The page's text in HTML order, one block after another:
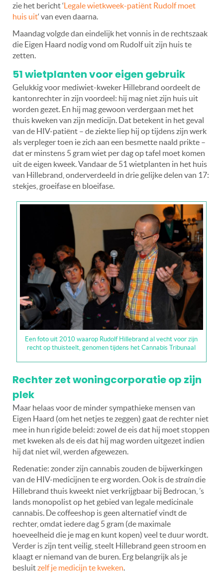
zie het bericht ‘Legale wietkweek-patiënt Rudolf moet
huis uit‘ van even daarna.
Maandag volgde dan eindelijk het vonnis in de rechtszaak
die Eigen Haard nodig vond om Rudolf uit zijn huis te
zetten.
51 wietplanten voor eigen gebruik
Gelukkig voor mediwiet-kweker Hillebrand oordeelt de
kantonrechter in zijn voordeel: hij mag niet zijn huis uit
worden gezet. En hij mag gewoon verdergaan met het
thuis kweken van zijn medicijn. Dat betekent in het geval
van de HIV-patiënt – de ziekte liep hij op tijdens zijn werk
als verpleger toen ie zich aan een besmette naald prikte –
dat er minstens 5 gram wiet per dag op tafel moet komen
uit de eigen kweek. Vandaar de 51 wietplanten in het huis
van Hillebrand, onderverdeeld in drie gelijke delen van 17:
stekjes, groeifase en bloeifase.
Een foto uit 2010 waarop Rudolf Hillebrand al vecht voor zijn
recht op thuisteelt, genomen tijdens het Cannabis Tribunaal
Rechter zet woningcorporatie op zijn
plek
Maar helaas voor de minder sympathieke mensen van
Eigen Haard (om het netjes te zeggen) gaat de rechter niet
mee in hun rigide beleid: zowel de eis dat hij moet stoppen
met kweken als de eis dat hij mag worden uitgezet indien
hij dat niet wil, werden afgewezen.
Redenatie: zonder zijn cannabis zouden de bijwerkingen
van de HIV-medicijnen te erg worden. Ook is destraindie
Hillebrand thuis kweekt niet verkrijgbaar bij Bedrocan, ’s
lands monopolist op het gebied van legale medicinale
cannabis. De coffeeshop is geen alternatief vindt de
rechter, omdat iedere dag 5 gram (de maximale
hoeveelheid die je mag en kunt kopen) veel te duur wordt.
Verder is zijn tent veilig, steelt Hillebrand geen stroom en
klaagt er niemand van de buren. Erg belangrijk als je
besluitzelf je medicijn te kweken.